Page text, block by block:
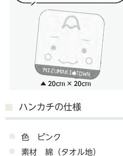
ハンカチの仕様
色 ピンク
素材 綿（タオル地）